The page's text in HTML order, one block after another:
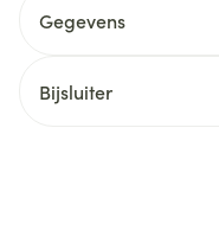
Gegevens
Bijsluiter